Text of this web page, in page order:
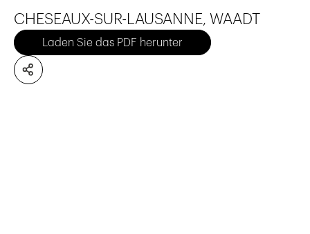
CHESEAUX-SUR-LAUSANNE, WAADT
Laden Sie das PDF herunter